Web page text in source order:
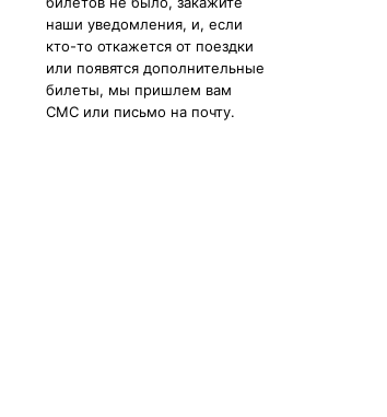
наши уведомления, и, если
кто-то откажется от поездки
или появятся дополнительные
билеты, мы пришлем вам
СМС или письмо на почту.